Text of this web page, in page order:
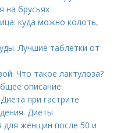
на брусьях
куда можно колоть,
Лучшие таблетки от
Что такое лактулоза?
описание
при гастрите
Диеты
для женщин после 50 и